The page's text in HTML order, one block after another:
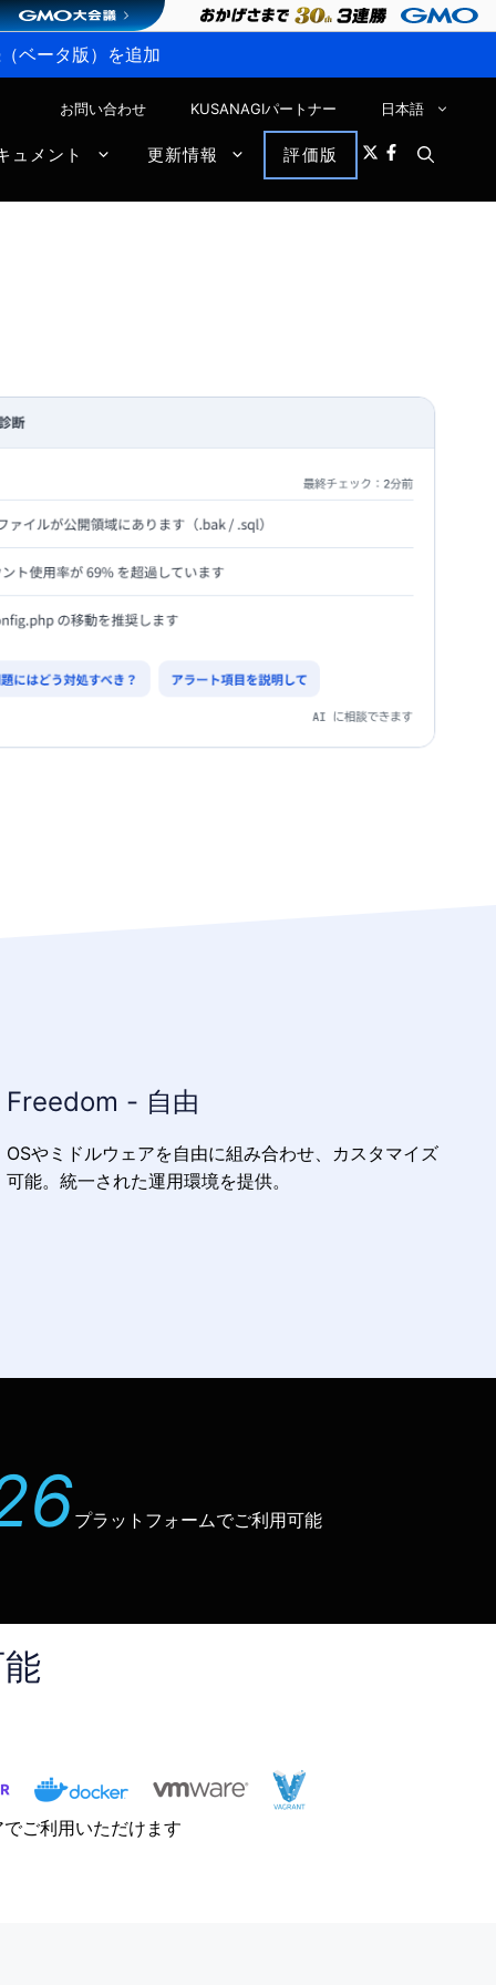
ベータ版）を追加
お問い合わせ KUSANAGIパートナー 日本語
ュメント 更新情報 評価版
Freedom - 自由
OSやミドルウェアを自由に組み合わせ、カスタマイズ
可能。統一された運用環境を提供。
プラットフォームでご利用可能
ご利用いただけます